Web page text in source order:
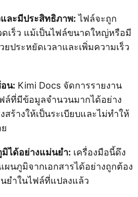
ละมีประสิทธิภาพ: ไฟล์จะถูก
ดเร็ว แม้เป็นไฟล์ขนาดใหญ่หรือมี
ยประหยัดเวลาและเพิ่มความเร็ว
น: Kimi Docs จัดการรายงาน
ล์ที่มีข้อมูลจำนวนมากได้อย่าง
สร้างให้เป็นระเบียบและไม่ทำให้
ได้อย่างแม่นยำ: เครื่องมือนี้ดึง
นภูมิจากเอกสารได้อย่างถูกต้อง
ยำในไฟล์ที่แปลงแล้ว